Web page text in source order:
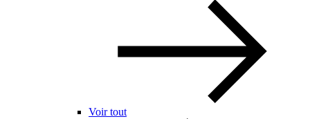
Voir tout